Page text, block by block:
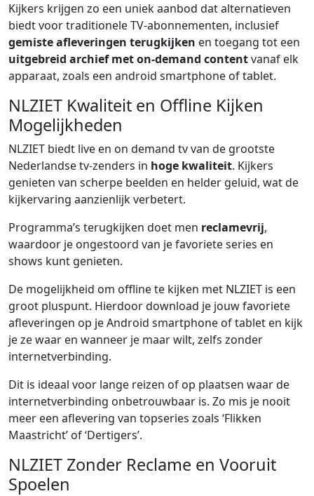
Kijkers krijgen zo een uniek aanbod dat alternatieven
biedt voor traditionele TV-abonnementen, inclusief
gemiste afleveringen terugkijken en toegang tot een
uitgebreid archief met on-demand contentvanaf elk
apparaat, zoals een android smartphone of tablet.
NLZIET Kwaliteit en Offline Kijken
Mogelijkheden
NLZIET biedt live en on demand tv van de grootste
Nederlandse tv-zenders in hoge kwaliteit. Kijkers
genieten van scherpe beelden en helder geluid, wat de
kijkervaring aanzienlijk verbetert.
Programma’s terugkijken doet men reclamevrij,
waardoor je ongestoord van je favoriete series en
shows kunt genieten.
De mogelijkheid om offline te kijken met NLZIET is een
groot pluspunt. Hierdoor download je jouw favoriete
afleveringen op je Android smartphone of tablet en kijk
je ze waar en wanneer je maar wilt, zelfs zonder
internetverbinding.
Dit is ideaal voor lange reizen of op plaatsen waar de
internetverbinding onbetrouwbaar is. Zo mis je nooit
meer een aflevering van topseries zoals ‘Flikken
Maastricht’ of ‘Dertigers’.
NLZIET Zonder Reclame en Vooruit
Spoelen